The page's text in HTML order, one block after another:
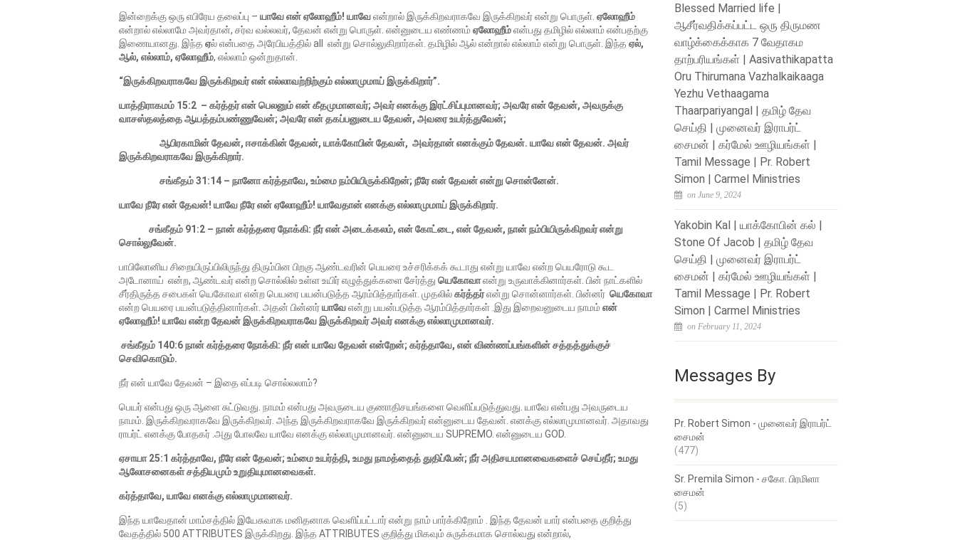
இன்றைக்கு ஒரு எபிரேய தலைப்பு – யாவே என் ஏலோஹீம்! யாவேஎன்றால் இருக்கிறவராகவே இருக்கிறவர் என்று பொருள். ஏலோஹீம்
என்றால் எல்லாமே அவர்தான், சர்வ வல்லவர், தேவன் என்று பொருள். என்னுடைய எண்ணம்ஏலோஹீம்என்பது தமிழில் எல்லாம் என்பதற்கு
இணையானது. இந்த ஏல் என்பதை அரேபியத்தில் all என்று சொல்லுகிறார்கள். தமிழில் ஆல் என்றால் எல்லாம் என்று பொருள். இந்த ஏல்,
ஆல், எல்லாம், ஏலோஹீம், எல்லாம் ஒன்றுதான்.
“இருக்கிறவராகவே இருக்கிறவர் என் எல்லாவற்றிற்கும் எல்லாமுமாய் இருக்கிறார்”.
யாத்திராகமம் 15:2 – கர்த்தர் என் பெலனும் என் கீதமுமானவர்; அவர் எனக்கு இரட்சிப்புமானவர்; அவரே என் தேவன், அவருக்கு
வாசஸ்தலத்தை ஆயத்தம்பண்ணுவேன்; அவரே என் தகப்பனுடைய தேவன், அவரை உயர்த்துவேன்;
ஆபிரகாமின் தேவன், ஈசாக்கின் தேவன், யாக்கோபின் தேவன், அவர்தான் எனக்கும் தேவன். யாவே என்தேவன். அவர்
இருக்கிறவராகவே இருக்கிறார்.
சங்கீதம்31:14 – நானோகர்த்தாவே, உம்மைநம்பியிருக்கிறேன்; நீரேஎன்தேவன்என்று சொன்னேன்.
யாவே நீரேஎன்தேவன்! யாவே நீரேஎன்ஏலோஹீம்! யாவேதான் எனக்குஎல்லாமுமாய்இருக்கிறார்.
சங்கீதம் 91:2 – நான்கர்த்தரைநோக்கி: நீர்என்அடைக்கலம், என்கோட்டை , என்தேவன், நான்நம்பியிருக்கிறவர்என்று
சொல்லுவேன்.
பாபிலோனிய சிறையிருப்பிலிருந்து திரும்பின பிறகு ஆண்டவரின் பெயரை உச்சரிக்கக் கூடாது என்று யாவே என்ற பெயரோடு கூட
அடோனாய் என்ற, ஆண்டவர் என்ற சொல்லில் உள்ள உயிர் எழுத்துக்களை சேர்த்து யெகோவாஎன்று உருவாக்கினார்கள். பின் நாட்களில்
சீர்திருத்த சபைகள் யெகோவா என்ற பெயரை பயன்படுத்த ஆரம்பித்தார்கள். முதலில்கர்த்தர்என்று சொன்னார்கள். பின்னர் யெகோவா
என்ற பெயரை பயன்படுத்தினார்கள். அதன் பின்னர்யாவேஎன்று பயன்படுத்த ஆரம்பித்தார்கள் .இது இறைவனுடைய நாமம்என்
ஏலோஹீம்! யாவே என்ற தேவன் இருக்கிறவராகவே இருக்கிறவர் அவர் எனக்கு எல்லாமுமானவர்.
சங்கீதம் 140:6 நான் கர்த்தரை நோக்கி: நீர் என் யாவே தேவன் என்றேன்; கர்த்தாவே, என் விண்ணப்பங்களின் சத்தத்துக்குச்
செவிகொடும்.
நீர் என் யாவே தேவன் – இதை எப்படி சொல்லலாம்?
பெயர் என்பது ஒரு ஆளை சுட்டுவது. நாமம் என்பது அவருடைய குணாதிசயங்களை வெளிப்படுத்துவது. யாவே என்பது அவருடைய
நாமம். இருக்கிறவராகவே இருக்கிறவர். அந்த இருக்கிறவராகவே இருக்கிறவர் என்னுடைய தேவன். எனக்கு எல்லாமுமானவர். அதாவது
ராபர்ட் எனக்கு போதகர் .அது போலவே யாவே எனக்கு எல்லாமுமானவர். என்னுடைய SUPREMO. என்னுடைய GOD.
ஏசாயா 25:1 கர்த்தாவே, நீரே என் தேவன்; உம்மை உயர்த்தி, உமது நாமத்தைத் துதிப்பேன்; நீர் அதிசயமானவைகளைச் செய்தீர்; உமது
ஆலோசனைகள் சத்தியமும் உறுதியுமானவைகள்.
கர்த்தாவே, யாவே எனக்கு எல்லாமுமானவர்.
இந்த யாவேதான் மாம்சத்தில் இயேசுவாக மனிதனாக வெளிப்பட்டார் என்று நாம் பார்க்கிறோம் . இந்த தேவன் யார் என்பதை குறித்து
வேதத்தில் 500 ATTRIBUTES இருக்கிறது. இந்த ATTRIBUTES குறித்து மிகவும் சுருக்கமாக சொல்வது என்றால்,
Blessed Married life |
ஆசீர்வதிக்கப்பட்ட ஒரு திருமண
வாழ்க்கைக்காக 7 வேதாகம
தாற்பரியங்கள் | Aasivathikapatta
Oru Thirumana Vazhalkaikaaga
Yezhu Vethaagama
Thaarpariyangal | தமிழ் தேவ
செய்தி | முனைவர் இராபர்ட்
சைமன் | கர்மேல் ஊழியங்கள் |
Tamil Message | Pr. Robert
Simon | Carmel Ministries
on June 9, 2024
Yakobin Kal | யாக்கோபின் கல் |
Stone Of Jacob | தமிழ் தேவ
செய்தி | முனைவர் இராபர்ட்
சைமன் | கர்மேல் ஊழியங்கள் |
Tamil Message | Pr. Robert
Simon | Carmel Ministries
on February 11, 2024
Messages By
Pr. Robert Simon - முனைவர் இராபர்ட்
சைமன்
(477)
Sr. Premila Simon - சகோ. பிரமிளா
சைமன்
(5)